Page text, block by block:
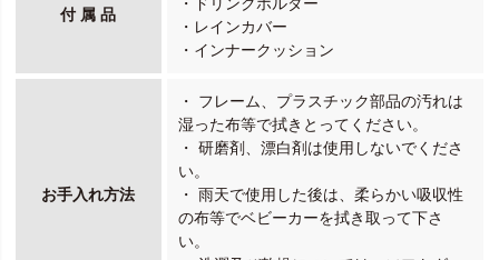
付 属 品
・レインカバー
・インナークッション
お手入れ方法
・ フレーム、プラスチック部品の汚れは
湿った布等で拭きとってください。
・ 研磨剤、漂白剤は使用しないでくださ
い。
・ 雨天で使用した後は、柔らかい吸収性
の布等でベビーカーを拭き取って下さ
い。